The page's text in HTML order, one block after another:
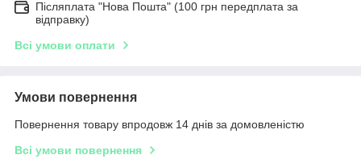
Післяплата "Нова Пошта" (100 грн передплата за
відправку)
Всі умови оплати
Умови повернення
Повернення товару впродовж 14 днів за домовленістю
Всі умови повернення